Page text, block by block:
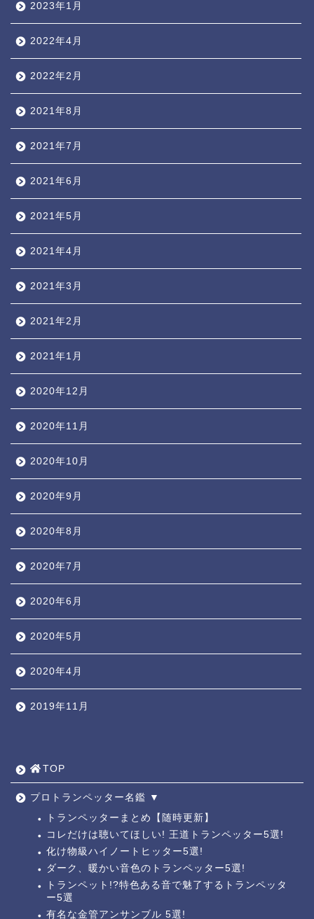
2023年1月
2022年4月
2022年2月
2021年8月
2021年7月
2021年6月
2021年5月
2021年4月
2021年3月
2021年2月
2021年1月
2020年12月
2020年11月
2020年10月
2020年9月
2020年8月
2020年7月
2020年6月
2020年5月
2020年4月
2019年11月
TOP
プロトランペッター名鑑 ▼
トランペッターまとめ【随時更新】
コレだけは聴いてほしい! 王道トランペッター5選!
化け物級ハイノートヒッター5選!
ダーク、暖かい音色のトランペッター5選!
トランペット!?特色ある音で魅了するトランペッタ
ー5選
有名な金管アンサンブル 5選!
トランペッター名鑑 ┫
トランペットの練習法 ┫
お悩み相談回答┛